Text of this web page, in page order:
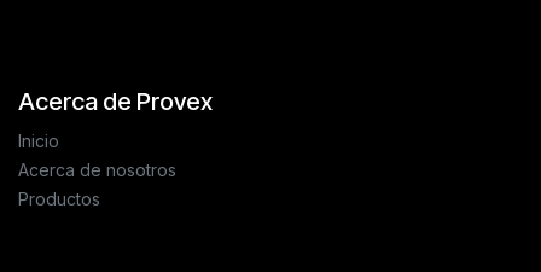
Acerca de Provex
Inicio
Acerca de nosotros
Productos